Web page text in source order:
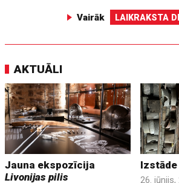
Vairāk LAIKRAKSTA
AKTUĀLI
Jauna ekspozīcija
Livonijas pilis
26. jūnijs,